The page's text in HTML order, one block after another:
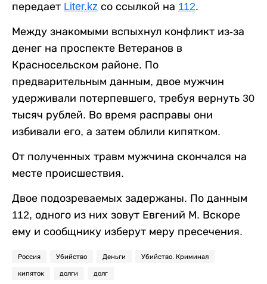
передает Liter.kz со ссылкой на 112.
Между знакомыми вспыхнул конфликт из-за
денег на проспекте Ветеранов в
Красносельском районе. По
предварительным данным, двое мужчин
удерживали потерпевшего, требуя вернуть 30
тысяч рублей. Во время расправы они
избивали его, а затем облили кипятком.
От полученных травм мужчина скончался на
месте происшествия.
Двое подозреваемых задержаны. По данным
112, одного из них зовут Евгений М. Вскоре
ему и сообщнику изберут меру пресечения.
Россия Убийство Деньги Убийство. Криминал
кипяток долги долг